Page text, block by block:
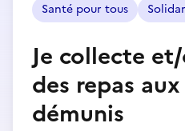
Santé pour tous
Je collecte
des repas
démunis